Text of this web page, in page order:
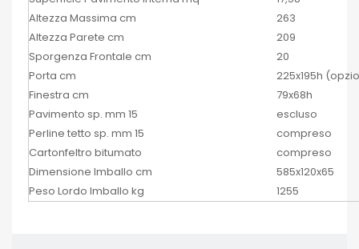
Altezza Massima cm
263
Altezza Parete cm
209
Sporgenza Frontale cm
20
Porta cm
225x195h
Finestra cm
79x68h
Pavimento sp. mm 15
escluso
Perline tetto sp. mm 15
compreso
Cartonfeltro bitumato
compreso
Dimensione Imballo cm
585x120x65
Peso Lordo Imballo kg
1255